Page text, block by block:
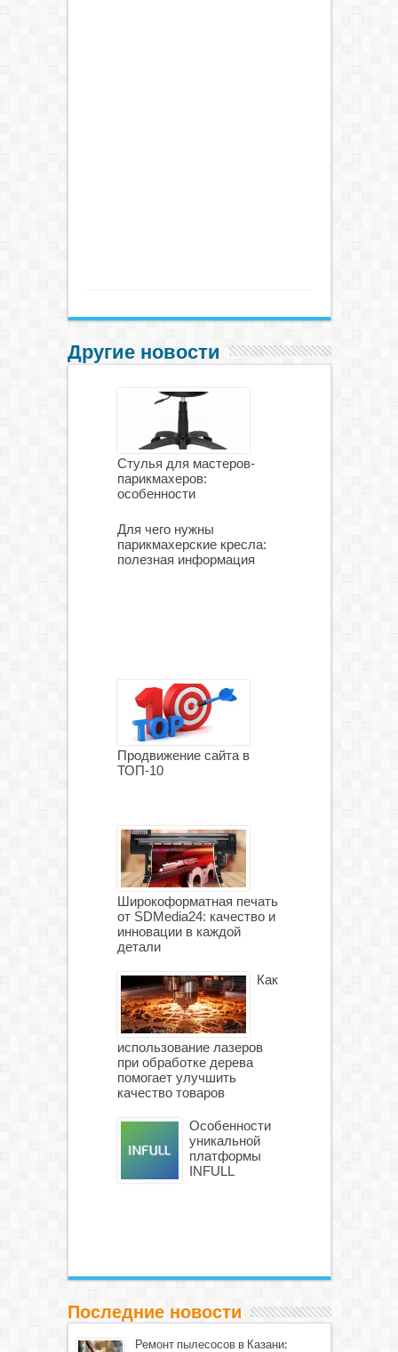
Другие новости
Стулья для мастеров-
парикмахеров:
особенности
Для чего нужны
парикмахерские кресла:
полезная информация
Продвижение сайта в
ТОП-10
Широкоформатная печать
от SDMedia24: качество и
инновации в каждой
детали
Как
использование лазеров
при обработке дерева
помогает улучшить
качество товаров
Особенности
уникальной
платформы
INFULL
Последние новости
Ремонт пылесосов в Казани: